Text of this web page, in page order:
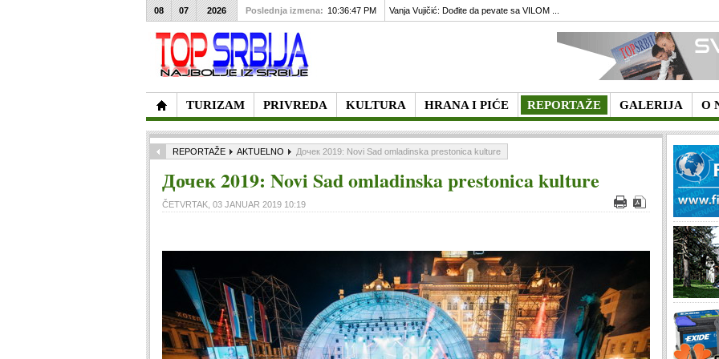
TURIZAM PRIVREDA KULTURA HRANA I PIĆE REPORTAŽE GALERIJA O
08 07 2026 Poslednja izmena: 10:36:47 PM Vanja Vujičić: Dođite da pevate sa VILOM ...
REPORTAŽE AKTUELNO Дочек 2019: Novi Sad omladinska prestonica kulture
Дочек 2019: Novi Sad omladinska prestonica kulture
ČETVRTAK, 03 JANUAR 2019 10:19